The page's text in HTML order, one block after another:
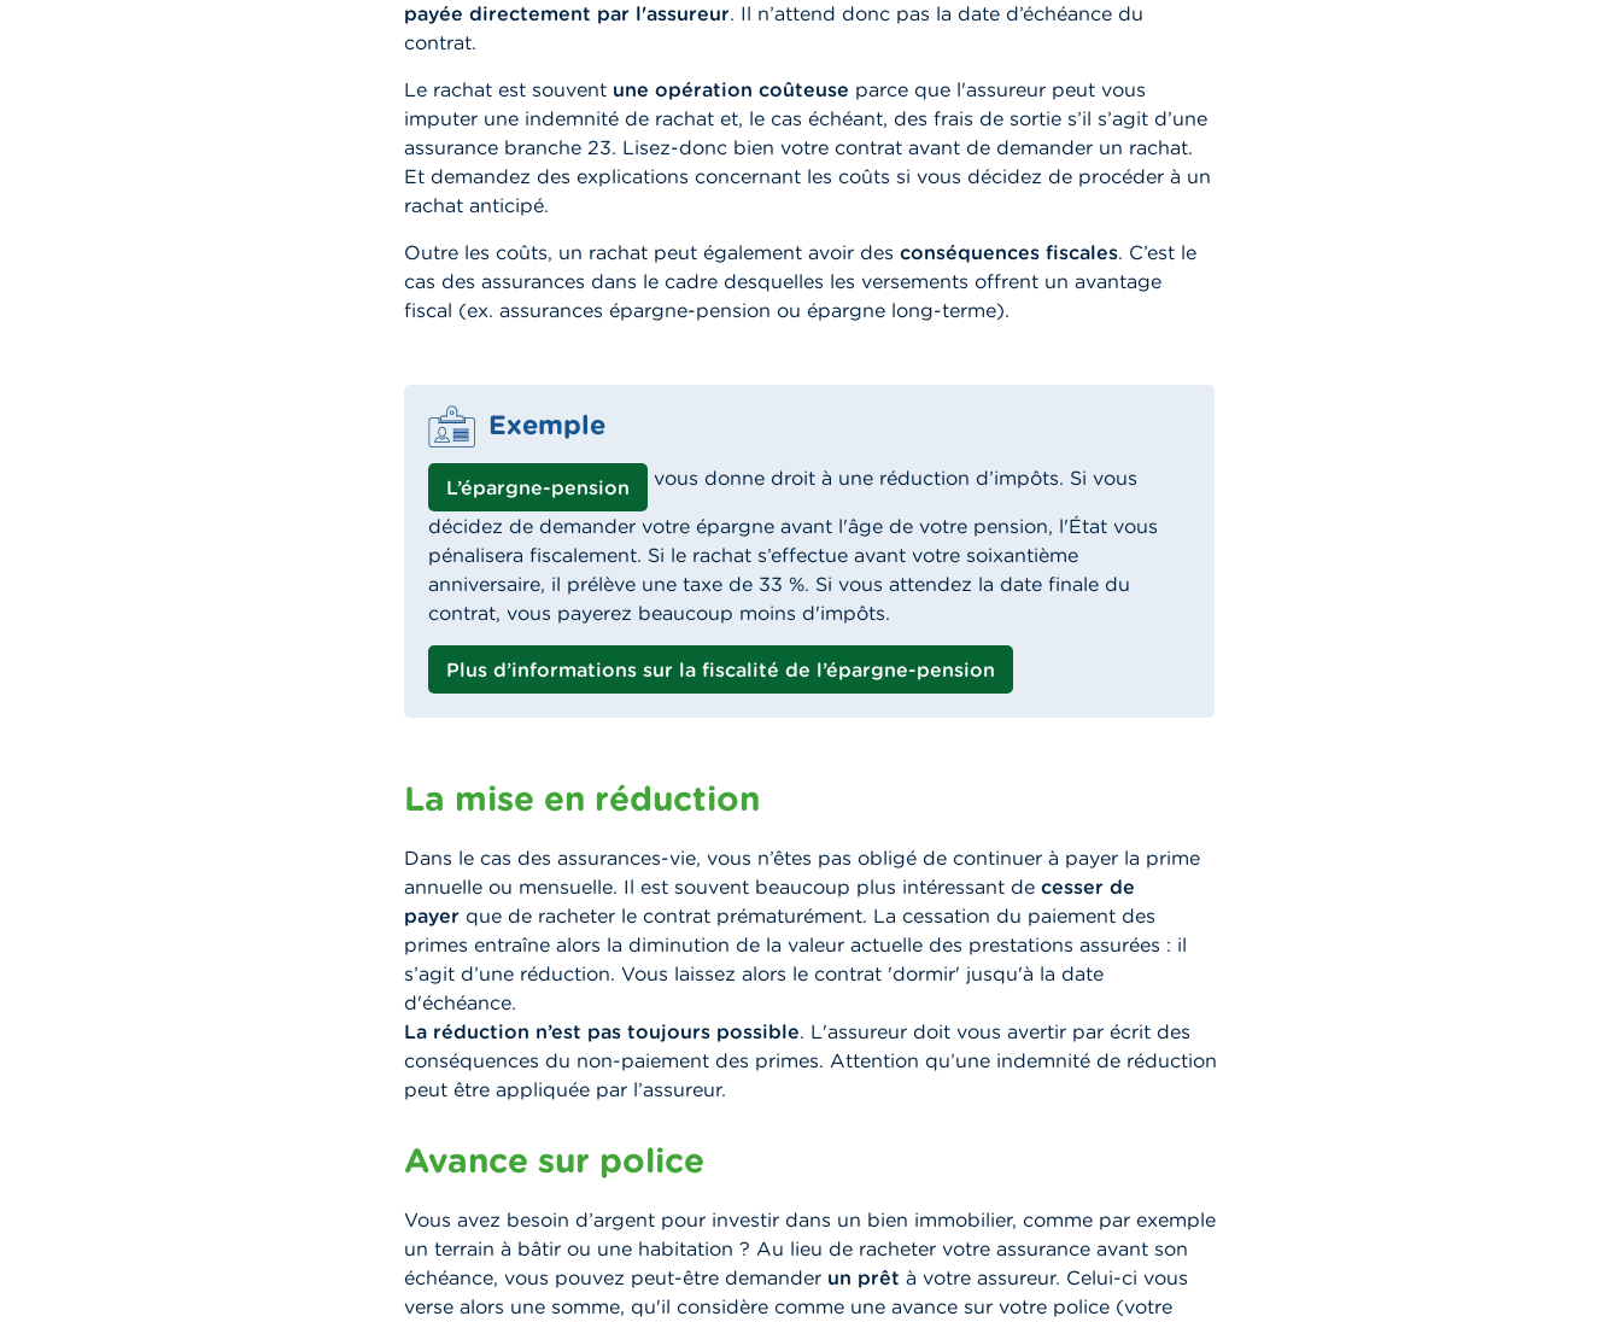
payée directement par l'assureur. Il n’attend donc pas la date d’échéance du
contrat.
Le rachat est souvent une opération coûteuse parce que l'assureur peut vous
imputer une indemnité de rachat et, le cas échéant, des frais de sortie s’il s’agit d’une
assurance branche 23. Lisez-donc bien votre contrat avant de demander un rachat.
Et demandez des explications concernant les coûts si vous décidez de procéder à un
rachat anticipé.
Outre les coûts, un rachat peut également avoir des conséquences fiscales. C’est le
cas des assurances dans le cadre desquelles les versements offrent un avantage
fiscal (ex. assurances épargne-pension ou épargne long-terme).
Exemple
L’épargne-pension
vous donne droit à une réduction d’impôts. Si vous
décidez de demander votre épargne avant l'âge de votre pension, l'État vous
pénalisera fiscalement. Si le rachat s’effectue avant votre soixantième
anniversaire, il prélève une taxe de 33 %. Si vous attendez la date finale du
contrat, vous payerez beaucoup moins d'impôts.
Plus d’informations sur la fiscalité de l’épargne-pension
La mise en réduction
Dans le cas des assurances-vie, vous n’êtes pas obligé de continuer à payer la prime
annuelle ou mensuelle. Il est souvent beaucoup plus intéressant de cesser de
payer que de racheter le contrat prématurément. La cessation du paiement des
primes entraîne alors la diminution de la valeur actuelle des prestations assurées : il
s’agit d’une réduction. Vous laissez alors le contrat 'dormir' jusqu'à la date
d'échéance.
La réduction n’est pas toujours possible. L'assureur doit vous avertir par écrit des
conséquences du non-paiement des primes. Attention qu’une indemnité de réduction
peut être appliquée par l’assureur.
Avance sur police
Vous avez besoin d’argent pour investir dans un bien immobilier, comme par exemple
un terrain à bâtir ou une habitation ? Au lieu de racheter votre assurance avant son
échéance, vous pouvez peut-être demander un prêt à votre assureur. Celui-ci vous
verse alors une somme, qu'il considère comme une avance sur votre police (votre